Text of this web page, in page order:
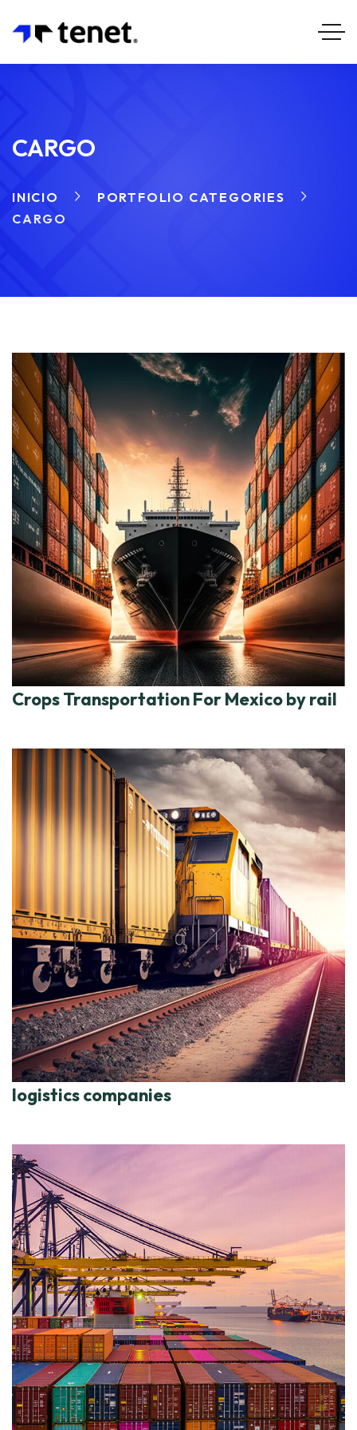
CARGO
INICIO
PORTFOLIO CATEGORIES
CARGO
Crops Transportation For Mexico by rail
logistics companies